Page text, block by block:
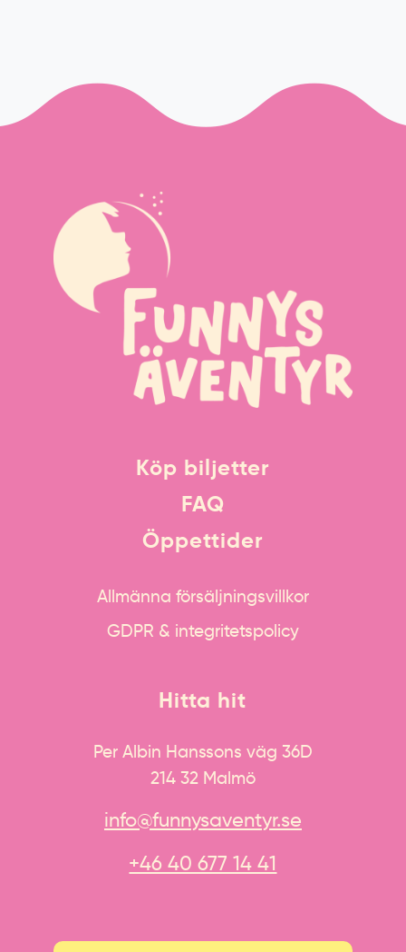
Köp biljetter
FAQ
Öppettider
Allmänna försäljningsvillkor
GDPR & integritetspolicy
Hitta hit
Per Albin Hanssons väg 36D
214 32 Malmö
info@funnysaventyr.se
+46 40 677 14 41